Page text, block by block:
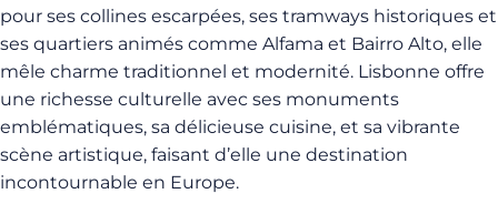
pour ses collines escarpées, ses tramways historiques et
ses quartiers animés comme Alfama et Bairro Alto, elle
mêle charme traditionnel et modernité. Lisbonne offre
une richesse culturelle avec ses monuments
emblématiques, sa délicieuse cuisine, et sa vibrante
scène artistique, faisant d’elle une destination
incontournable en Europe.